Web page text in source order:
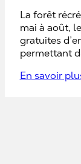
La forêt
mai à août,
gratuites
permettant
En savoir